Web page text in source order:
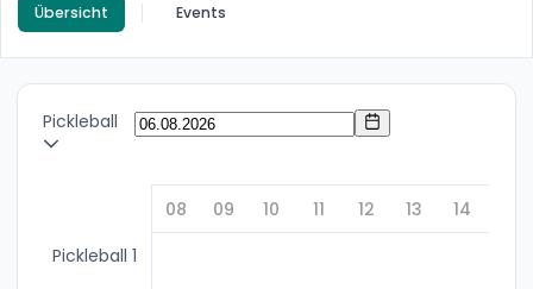
Übersicht Events
Pickleball
Pickleball 1
08 09 10 11 12 13 14